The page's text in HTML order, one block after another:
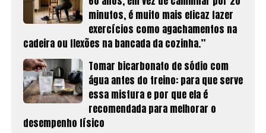
minutos, é muito mais eficaz fazer
exercícios como agachamentos na
cadeira ou flexões na bancada da cozinha.”
Tomar bicarbonato de sódio com
água antes do treino: para que serve
essa mistura e por que ela é
recomendada para melhorar o
desempenho físico